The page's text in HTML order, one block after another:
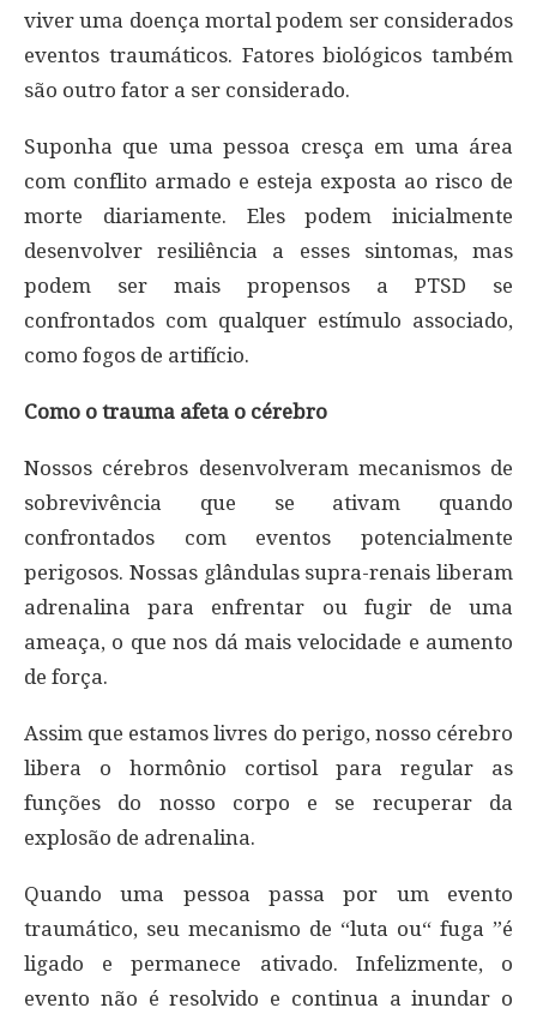
viver uma doença mortal podem ser considerados
eventos traumáticos. Fatores biológicos também
são outro fator a ser considerado.
Suponha que uma pessoa cresça em uma área
com conflito armado e esteja exposta ao risco de
morte diariamente. Eles podem inicialmente
desenvolver resiliência a esses sintomas, mas
podem ser mais propensos a PTSD se
confrontados com qualquer estímulo associado,
como fogos de artifício.
Como o trauma afeta o cérebro
Nossos cérebros desenvolveram mecanismos de
sobrevivência que se ativam quando
confrontados com eventos potencialmente
perigosos. Nossas glândulas supra-renais liberam
adrenalina para enfrentar ou fugir de uma
ameaça, o que nos dá mais velocidade e aumento
de força.
Assim que estamos livres do perigo, nosso cérebro
libera o hormônio cortisol para regular as
funções do nosso corpo e se recuperar da
explosão de adrenalina.
Quando uma pessoa passa por um evento
traumático, seu mecanismo de “luta ou“ fuga ”é
ligado e permanece ativado. Infelizmente, o
evento não é resolvido e continua a inundar o